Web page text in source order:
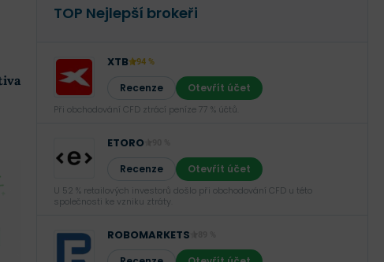
TOP Nejlepší brokeři
XTB 94 %
Recenze Otevřít účet
Při obchodování CFD ztrácí peníze 77 % účtů.
ETORO
Recenze Otevřít účet
U 52 % retailových investorů došlo při obchodování CFD u této
společnosti ke vzniku ztráty.
ROBOMARKETS